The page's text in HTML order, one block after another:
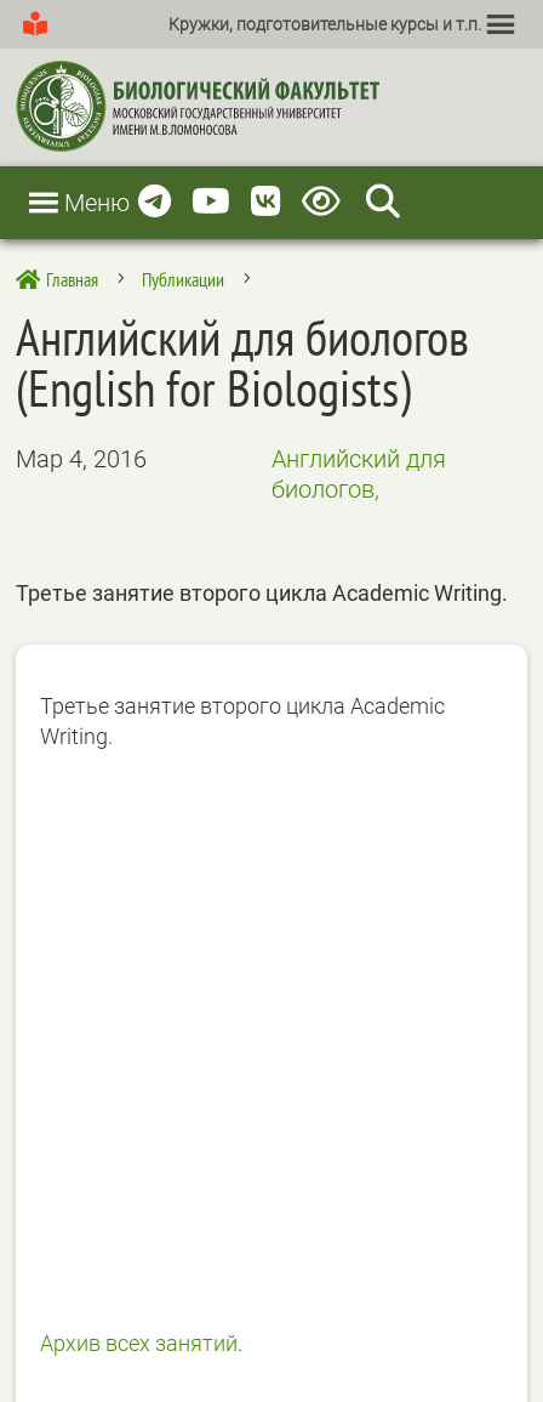
Кружки, подготовительные курсы и т.п.
Меню
 Главная 5 Публикации 5
Английский для биологов
(English for Biologists)
Мар 4, 2016
Английский для
биологов,
Третье занятие второго цикла Academic Writing.
Третье занятие второго цикла Academic
Writing.
Архив всех занятий.